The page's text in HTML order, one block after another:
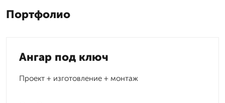
Портфолио
Ангар под ключ
Проект + изготовление + монтаж